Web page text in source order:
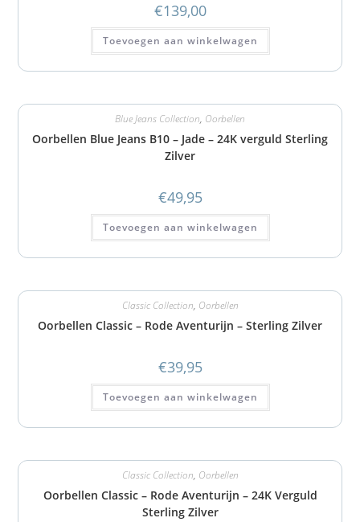
€139,00
Toevoegen aan winkelwagen
Blue Jeans Collection, Oorbellen
Oorbellen Blue Jeans B10 – Jade – 24K verguld Sterling
Zilver
€49,95
Toevoegen aan winkelwagen
Classic Collection, Oorbellen
Oorbellen Classic – Rode Aventurijn – Sterling Zilver
€39,95
Toevoegen aan winkelwagen
Classic Collection, Oorbellen
Oorbellen Classic – Rode Aventurijn – 24K Verguld
Sterling Zilver